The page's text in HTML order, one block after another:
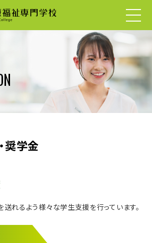
奨学金
れるよう様々な学生支援を行っています。